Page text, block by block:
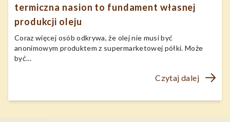
termiczna nasion to fundament własnej
produkcji oleju
Coraz więcej osób odkrywa, że olej nie musi być
anonimowym produktem z supermarketowej półki. Może
być...
Czytaj dalej